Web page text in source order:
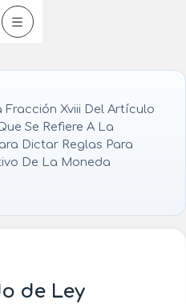
Xviii Del Artículo
Se Refiere A La
Dictar Reglas Para
De La Moneda
de Ley